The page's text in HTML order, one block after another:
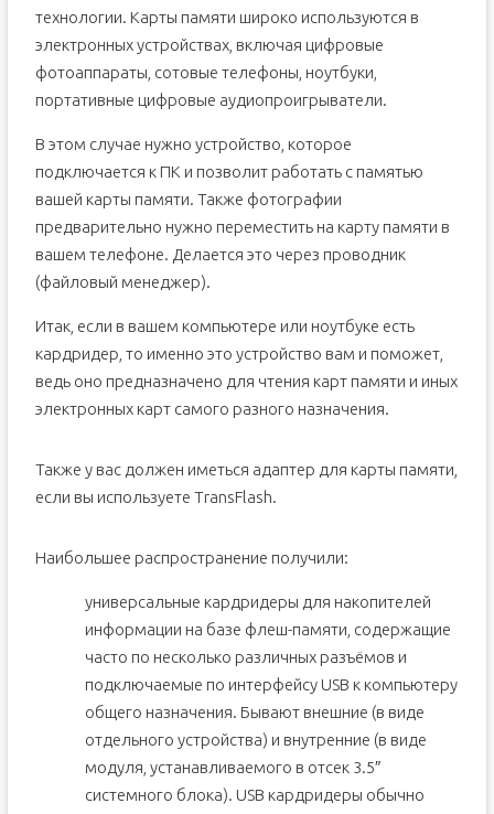
технологии. Карты памяти широко используются в
электронных устройствах, включая цифровые
фотоаппараты, сотовые телефоны, ноутбуки,
портативные цифровые аудиопроигрыватели.
В этом случае нужно устройство, которое
подключается к ПК и позволит работать с памятью
вашей карты памяти. Также фотографии
предварительно нужно переместить на карту памяти в
вашем телефоне. Делается это через проводник
(файловый менеджер).
Итак, если в вашем компьютере или ноутбуке есть
кардридер, то именно это устройство вам и поможет,
ведь оно предназначено для чтения карт памяти и иных
электронных карт самого разного назначения.
Также у вас должен иметься адаптер для карты памяти,
если вы используете TransFlash.
Наибольшее распространение получили:
универсальные кардридеры для накопителей
информации на базе флеш-памяти, содержащие
часто по несколько различных разъёмов и
подключаемые по интерфейсу USB к компьютеру
общего назначения. Бывают внешние (в виде
отдельного устройства) и внутренние (в виде
модуля, устанавливаемого в отсек 3.5″
системного блока). USB кардридеры обычно